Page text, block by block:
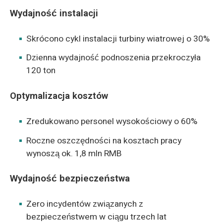
Wydajność instalacji
Skrócono cykl instalacji turbiny wiatrowej o 30%
Dzienna wydajność podnoszenia przekroczyła
120 ton
Optymalizacja kosztów
Zredukowano personel wysokościowy o 60%
Roczne oszczędności na kosztach pracy
wynoszą ok. 1,8 mln RMB
Wydajność bezpieczeństwa
Zero incydentów związanych z
bezpieczeństwem w ciągu trzech lat